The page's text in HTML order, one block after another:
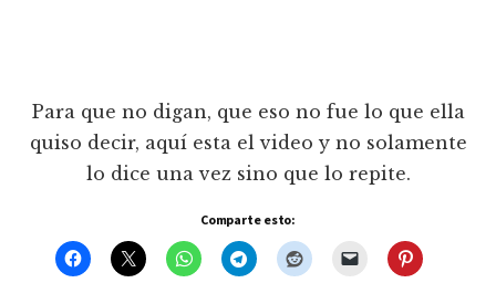
Para que no digan, que eso no fue lo que ella
quiso decir, aquí esta el video y no solamente
lo dice una vez sino que lo repite.
Comparte esto: